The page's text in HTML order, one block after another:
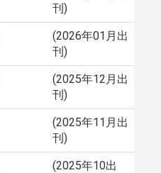
刊)
(2026年01月出
刊)
(2025年12月出
刊)
(2025年11月出
刊)
(2025年10出